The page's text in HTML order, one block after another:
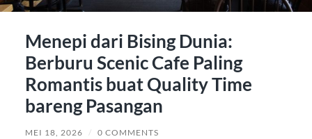
Menepi dari Bising Dunia:
Berburu Scenic Cafe Paling
Romantis buat Quality Time
bareng Pasangan
MEI 18, 2026 / 0 COMMENTS